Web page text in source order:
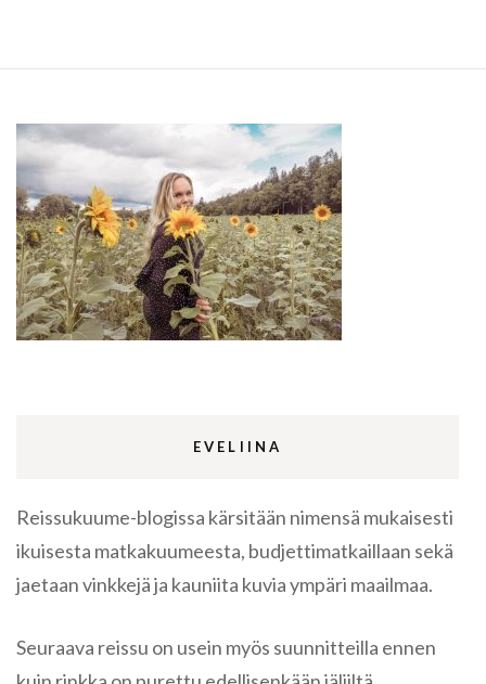
EVELIINA
Reissukuume-blogissa kärsitään nimensä mukaisesti
ikuisesta matkakuumeesta, budjettimatkaillaan sekä
jaetaan vinkkejä ja kauniita kuvia ympäri maailmaa.
Seuraava reissu on usein myös suunnitteilla ennen